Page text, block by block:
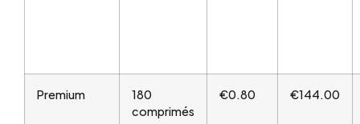
Premium
180
comprimés
€0.80 €144.00